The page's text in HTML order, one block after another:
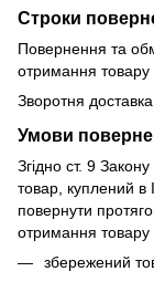
Строки
Повернення та
отримання
Зворотня
Умови
Згідно ст. 9
товар, куплений
повернути
отримання товару
збережений